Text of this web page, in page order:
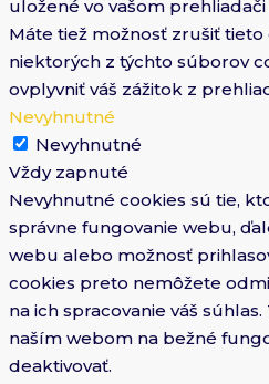
uložené vo vašom
Máte tiež možnosť zrušiť tieto
niektorých z týchto súborov
ovplyvniť váš zážitok z
Nevyhnutné
Nevyhnutné
Vždy zapnuté
Nevyhnutné cookies sú tie,
správne fungovanie webu,
webu alebo možnosť
cookies preto nemôžete
na ich spracovanie váš
naším webom na bežné
deaktivovať.